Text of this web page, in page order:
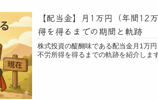
【配当金】月1万円（年間12
得を得るまでの期間と軌跡
株式投資の醍醐味である配当金月1万
不労所得を得るまでの軌跡を紹介しま